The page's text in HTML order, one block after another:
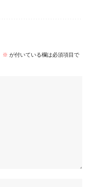
※ が付いている欄は必須項目で